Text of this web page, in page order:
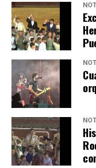
6º DÍA DE LAS
hace 4 días